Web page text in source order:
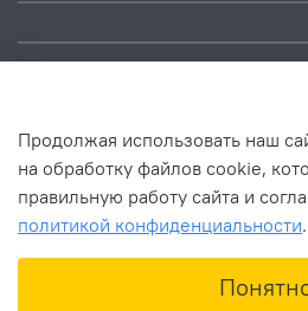
В
Продолжая использовать наш
на обработку файлов cookie,
правильную работу сайта и
политикой конфиденциальности.